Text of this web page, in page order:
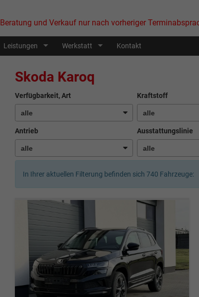
Beratung und Verkauf nur nach vorheriger
Leistungen Werkstatt Kontakt
Skoda Karoq
Verfügbarkeit, Art Kraftstoff
Antrieb Ausstattungslinie
In Ihrer aktuellen Filterung befinden sich 740 Fahrzeuge: